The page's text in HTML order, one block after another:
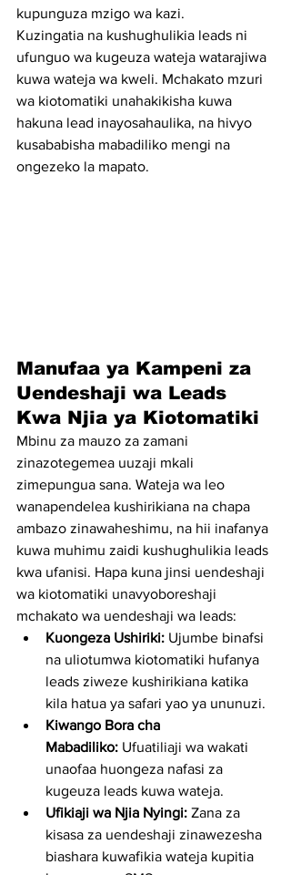
kupunguza mzigo wa kazi.
Kuzingatia na kushughulikia leads ni
ufunguo wa kugeuza wateja watarajiwa
kuwa wateja wa kweli. Mchakato mzuri
wa kiotomatiki unahakikisha kuwa
hakuna lead inayosahaulika, na hivyo
kusababisha mabadiliko mengi na
ongezeko la mapato.
Manufaa ya Kampeni za
Uendeshaji wa Leads
Kwa Njia ya Kiotomatiki
Mbinu za mauzo za zamani
zinazotegemea uuzaji mkali
zimepungua sana. Wateja wa leo
wanapendelea kushirikiana na chapa
ambazo zinawaheshimu, na hii inafanya
kuwa muhimu zaidi kushughulikia leads
kwa ufanisi. Hapa kuna jinsi uendeshaji
wa kiotomatiki unavyoboreshaji
mchakato wa uendeshaji wa leads:
Kuongeza Ushiriki: Ujumbe binafsi
na uliotumwa kiotomatiki hufanya
leads ziweze kushirikiana katika
kila hatua ya safari yao ya ununuzi.
Kiwango Bora cha
Mabadiliko: Ufuatiliaji wa wakati
unaofaa huongeza nafasi za
kugeuza leads kuwa wateja.
Ufikiaji wa Njia Nyingi: Zana za
kisasa za uendeshaji zinawezesha
biashara kuwafikia wateja kupitia